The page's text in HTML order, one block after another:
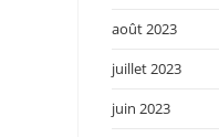
août 2023
juillet 2023
juin 2023